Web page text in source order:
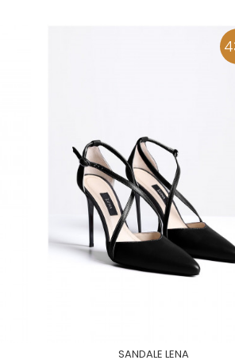
SANDALE LENA